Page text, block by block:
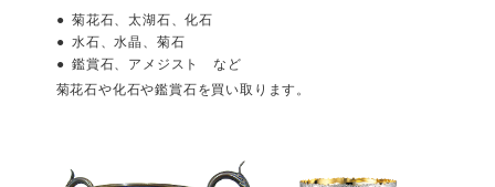
菊花石、太湖石、化石
水石、水晶、菊石
鑑賞石、アメジスト など
菊花石や化石や鑑賞石を買い取ります。